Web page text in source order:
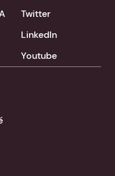
Twitter
LinkedIn
Youtube